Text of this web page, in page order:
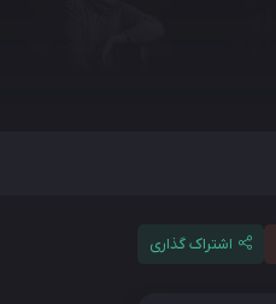
اشتراک گذاری